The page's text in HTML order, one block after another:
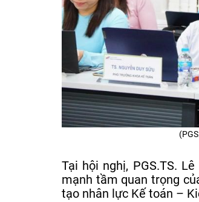
Tại hội nghị, PGS.TS.
mạnh tầm quan trọng
tạo nhân lực Kế toán –